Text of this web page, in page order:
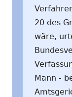
20 des
wäre,
Mann -